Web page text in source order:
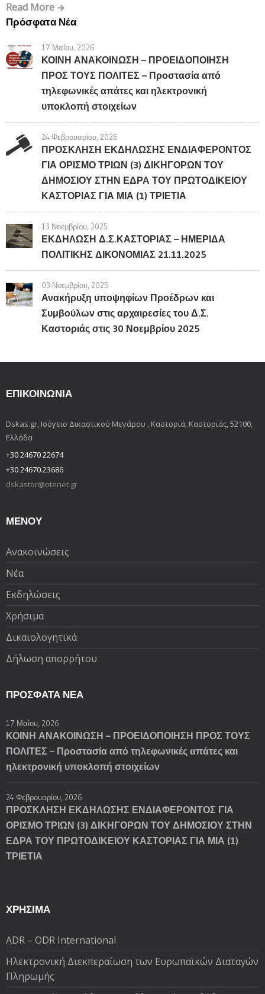
Read More
Πρόσφατα Νέα
17 Μαΐου, 2026
ΚΟΙΝΗ ΑΝΑΚΟΙΝΩΣΗ – ΠΡΟΕΙΔΟΠΟΙΗΣΗ
ΠΡΟΣ ΤΟΥΣ ΠΟΛΙΤΕΣ – Προστασία από
τηλεφωνικές απάτες και ηλεκτρονική
υποκλοπή στοιχείων
24 Φεβρουαρίου, 2026
ΠΡΟΣΚΛΗΣΗ ΕΚΔΗΛΩΣΗΣ ΕΝΔΙΑΦΕΡΟΝΤΟΣ
ΓΙΑ ΟΡΙΣΜΟ ΤΡΙΩΝ (3) ΔΙΚΗΓΟΡΩΝ ΤΟΥ
ΔΗΜΟΣΙΟΥ ΣΤΗΝ ΕΔΡΑ ΤΟΥ ΠΡΩΤΟΔΙΚΕΙΟΥ
ΚΑΣΤΟΡΙΑΣ ΓΙΑ ΜΙΑ (1) ΤΡΙΕΤΙΑ
13 Νοεμβρίου, 2025
ΕΚΔΗΛΩΣΗ Δ.Σ.ΚΑΣΤΟΡΙΑΣ – ΗΜΕΡΙΔΑ
ΠΟΛΙΤΙΚΗΣ ΔΙΚΟΝΟΜΙΑΣ 21.11.2025
03 Νοεμβρίου, 2025
Ανακήρυξη υποψηφίων Προέδρων και
Συμβούλων στις αρχαιρεσίες του Δ.Σ.
Καστοριάς στις 30 Νοεμβρίου 2025
ΕΠΙΚΟΙΝΩΝΊΑ
Dskas.gr, Ισόγειο Δικαστικού Μεγάρου , Καστοριά, Καστοριάς, 52100,
Ελλάδα
+30 24670 22674
+30 24670.23686
dskastor@otenet.gr
ΜΕΝΟΥ
Ανακοινώσεις
Νέα
Εκδηλώσεις
Χρήσιμα
Δικαιολογητικά
Δήλωση απορρήτου
ΠΡΌΣΦΑΤΑ ΝΈΑ
17 Μαΐου, 2026
ΚΟΙΝΗ ΑΝΑΚΟΙΝΩΣΗ – ΠΡΟΕΙΔΟΠΟΙΗΣΗ ΠΡΟΣ ΤΟΥΣ
ΠΟΛΙΤΕΣ – Προστασία από τηλεφωνικές απάτες και
ηλεκτρονική υποκλοπή στοιχείων
24 Φεβρουαρίου, 2026
ΠΡΟΣΚΛΗΣΗ ΕΚΔΗΛΩΣΗΣ ΕΝΔΙΑΦΕΡΟΝΤΟΣ ΓΙΑ
ΟΡΙΣΜΟ ΤΡΙΩΝ (3) ΔΙΚΗΓΟΡΩΝ ΤΟΥ ΔΗΜΟΣΙΟΥ ΣΤΗΝ
ΕΔΡΑ ΤΟΥ ΠΡΩΤΟΔΙΚΕΙΟΥ ΚΑΣΤΟΡΙΑΣ ΓΙΑ ΜΙΑ (1)
ΤΡΙΕΤΙΑ
ΧΡΗΣΙΜΑ
ADR – ODR International
Ηλεκτρονική Διεκπεραίωση των Ευρωπαϊκών Διαταγών
Πληρωμής